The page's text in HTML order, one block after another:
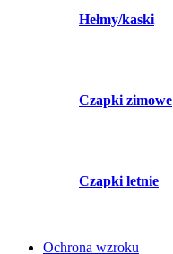
Hełmy/kaski
Czapki zimowe
Czapki letnie
Ochrona wzroku